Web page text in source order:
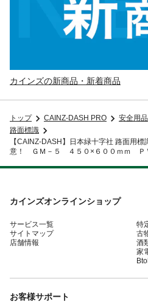
カインズの新商品・新着商品
トップ CAINZ-DASH PRO 安全用品
路面標識
【CAINZ-DASH】日本緑十字社 路面用
意！ ＧＭ－５ ４５０×６００ｍｍ ＰＶ
カインズオンラインショップ
サービス一覧
サイトマップ
店舗情報
特
古
酒
家
お客様サポート